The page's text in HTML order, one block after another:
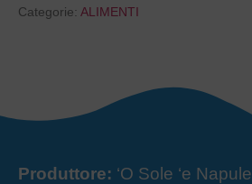
Categorie: ALIMENTI
Produttore: ‘O Sole ‘e Napule